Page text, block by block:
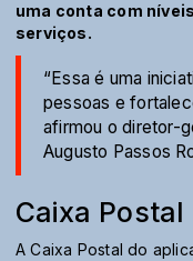
uma conta com
serviços.
“Essa é uma
pessoas e
afirmou o diretor-
Augusto Passos
Caixa Postal
A Caixa Postal do